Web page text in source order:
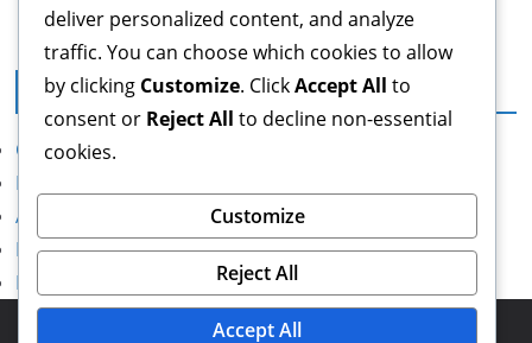
Note legali
Chi siamo
Politica sui cookie
Accordo con l’utente
Informativa sulla privacy
Mettiti in contatto
radunofanti2024trieste.it
deliver personalized content, and analyze
traffic. You can choose which cookies to allow
by clicking Customize. ClickAccept All to
consent or Reject All to decline non-essential
cookies.
Customize
Reject All
Accept All